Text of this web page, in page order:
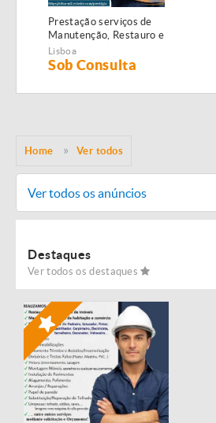
Prestação serviços de
Manutenção, Restauro e
Remodelação de
imóveis!
Lisboa
Sob Consulta
Home Ver todos
Ver todos os anúncios
Destaques
Ver todos os destaques